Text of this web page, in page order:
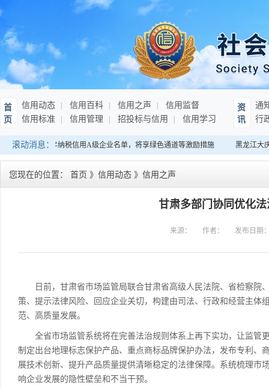
首
页
信用动态 信用百科 信用之声
信用监督
信用标准
信用管理 招投标与信用 信用学习
资
讯
通
行
滚动消息：
：发布连续10年纳税信用A级企业名单，将享绿色通道等激励措施 黑龙江大
您现在的位置： 首页 》 信用动态 》 信用之声
甘肃多部门协同优化
来源： 作者： 发布日期
日前，甘肃省市场监管局联合甘肃省高级人民法院、省检察院
策、提示法律风险、回应企业关切，构建由司法、行政和经营主体
范、高质量发展。
全省市场监管系统将在完善法治规则体系上再下实功，让监管
制定出台地理标志保护产品、重点商标品牌保护办法，发布专利、
展技术创新、提升产品质量提供清晰稳定的法律保障。系统梳理
响企业发展的隐性壁垒和不当干预。